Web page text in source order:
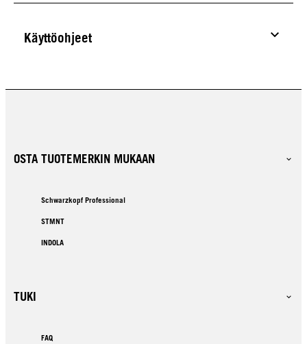
Käyttöohjeet
OSTA TUOTEMERKIN MUKAAN
Schwarzkopf Professional
STMNT
INDOLA
TUKI
FAQ